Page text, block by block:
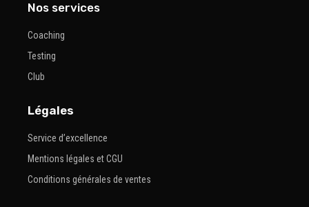
Nos services
Coaching
Testing
Club
Légales
Service d’excellence
Mentions légales et CGU
Conditions générales de ventes